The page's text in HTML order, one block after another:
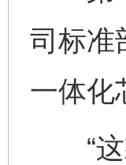
司标准
一体化
“这